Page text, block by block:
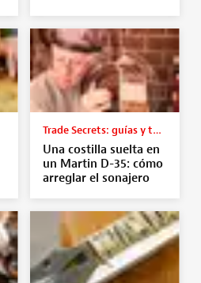
Trade Secrets: guías y tutoriales
Una costilla suelta en
un Martin D-35: cómo
arreglar el sonajero